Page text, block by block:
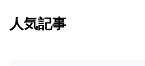
人気記事